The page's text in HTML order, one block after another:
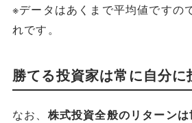
※データはあくまで平均値ですの
れです。
勝てる投資家は常に自分に
なお、 株式投資全般のリターン